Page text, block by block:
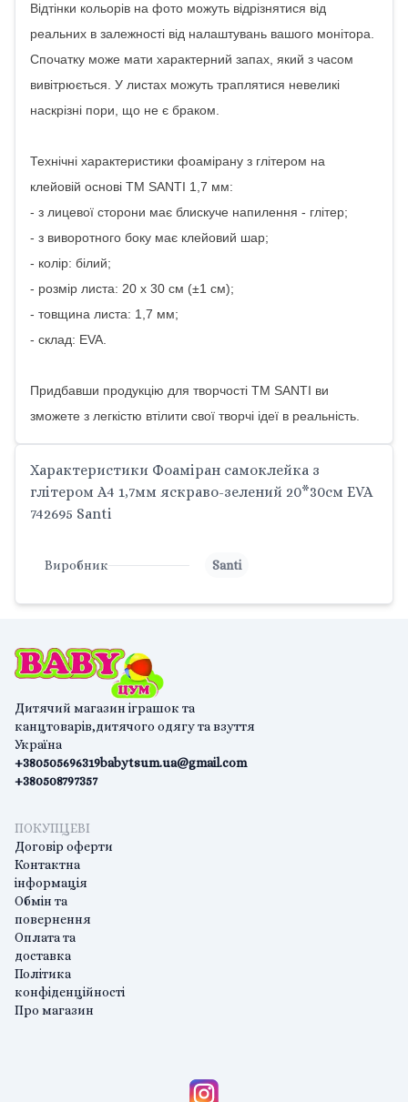
Відтінки кольорів на фото можуть відрізнятися від
реальних в залежності від налаштувань вашого монітора.
Спочатку може мати характерний запах, який з часом
вивітрюється. У листах можуть траплятися невеликі
наскрізні пори, що не є браком.
Технічні характеристики фоамірану з глітером на
клейовій основі ТМ SANTI 1,7 мм:
- з лицевої сторони має блискуче напилення - глітер;
- з виворотного боку має клейовий шар;
- колір: білий;
- розмір листа: 20 х 30 см (±1 см);
- товщина листа: 1,7 мм;
- склад: EVA.
Придбавши продукцію для творчості ТМ SANTI ви
зможете з легкістю втілити свої творчі ідеї в реальність.
Характеристики Фоаміран самоклейка з
глітером А4 1,7мм яскраво-зелений 20*30см EVA
742695 Santi
Виробник Santi
Дитячий магазин іграшок та
канцтоварів,дитячого одягу та взуття
Україна
+380505696319
+380508797357
babytsum.ua@gmail.com
ПОКУПЦЕВІ
Договір оферти
Контактна
інформація
Обмін та
повернення
Оплата та
доставка
Політика
конфіденційності
Про магазин